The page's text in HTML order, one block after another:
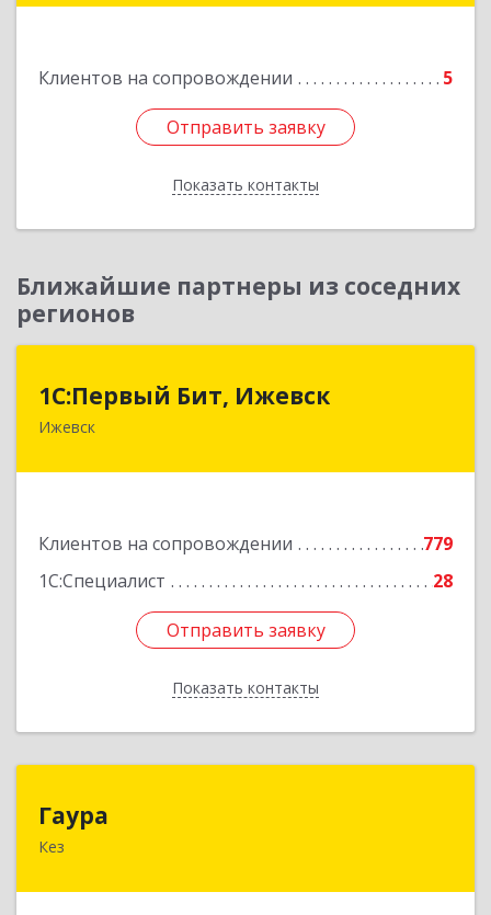
Клиентов на сопровождении 5
Отправить заявку
Показать контакты
Отправить заявку
Назад
Ближайшие партнеры из соседних
регионов
1С:Первый Бит, Ижевск
Ижевск
Клиентов на сопровождении
779
1С:Специалист
28
Отправить заявку
Показать контакты
1С:Первый Бит, Ижевск
Отправить заявку
Назад
Гаура
Кез